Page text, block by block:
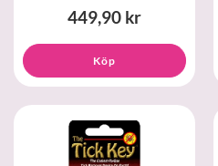
449,90 kr
Köp